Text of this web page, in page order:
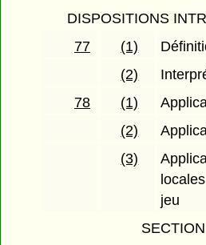
DISPOSITIONS
77
(1)
(2)
78
(1)
(2)
(3)
jeu